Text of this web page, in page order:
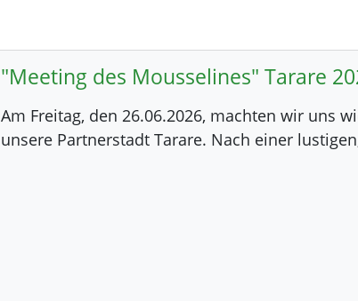
"Meeting des Mousselines" Tarare
Am Freitag, den 26.06.2026, machten wir uns
unsere Partnerstadt Tarare. Nach einer